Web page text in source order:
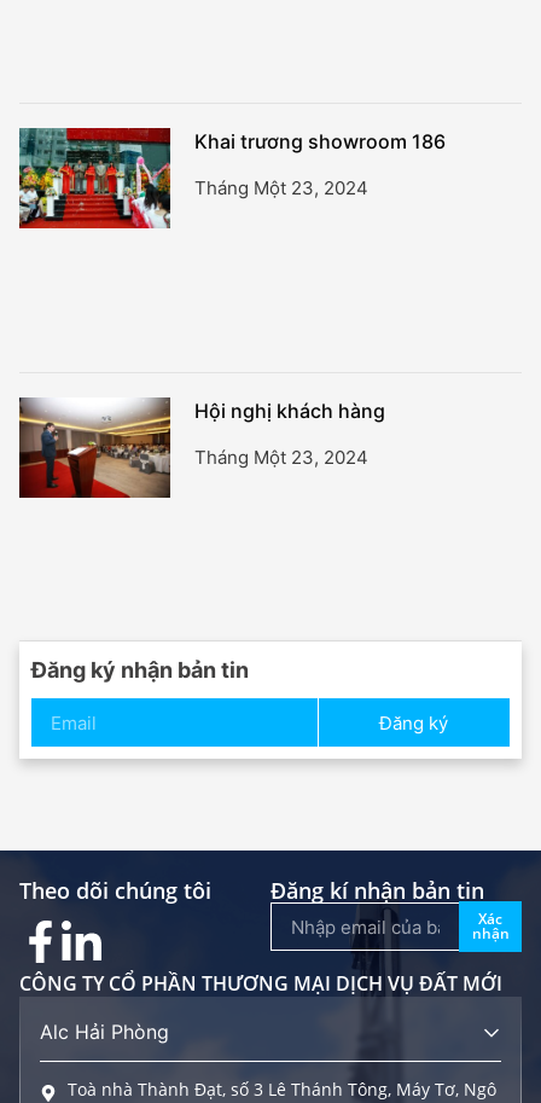
Khai trương showroom 186
Tháng Một 23, 2024
Hội nghị khách hàng
Tháng Một 23, 2024
Đăng ký nhận bản tin
Đăng ký
Theo dõi chúng tôi Đăng kí nhận bản tin
Xác
nhận
CÔNG TY CỔ PHẦN THƯƠNG MẠI DỊCH VỤ ĐẤT MỚI
Alc Hải Phòng
Toà nhà Thành Đạt, số 3 Lê Thánh Tông, Máy Tơ, Ngô